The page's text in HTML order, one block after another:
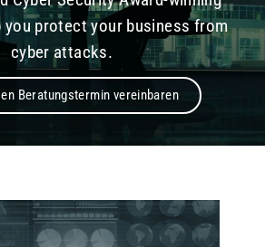
you protect your business from
cyber attacks.
Beratungstermin vereinbaren